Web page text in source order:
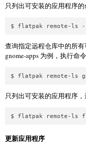
只列出可安装的应用程序的
$ flatpak remote-ls
查询指定远程仓库中的所
gnome-apps 为例，执行命令
$ flatpak remote-ls
只列出可安装的应用程序，
$ flatpak remote-ls
更新应用程序